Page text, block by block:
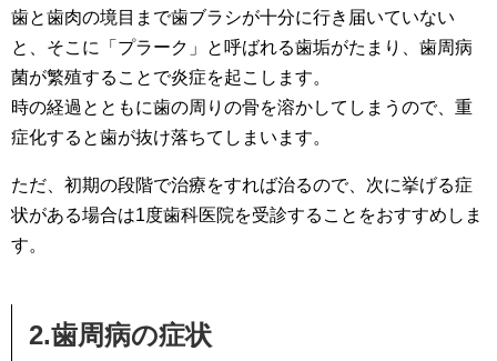
歯と歯肉の境目まで歯ブラシが十分に行き届いていない
と、そこに「プラーク」と呼ばれる歯垢がたまり、歯周病
菌が繁殖することで炎症を起こします。
時の経過とともに歯の周りの骨を溶かしてしまうので、重
症化すると歯が抜け落ちてしまいます。
ただ、初期の段階で治療をすれば治るので、次に挙げる症
状がある場合は1度歯科医院を受診することをおすすめしま
す。
2.歯周病の症状